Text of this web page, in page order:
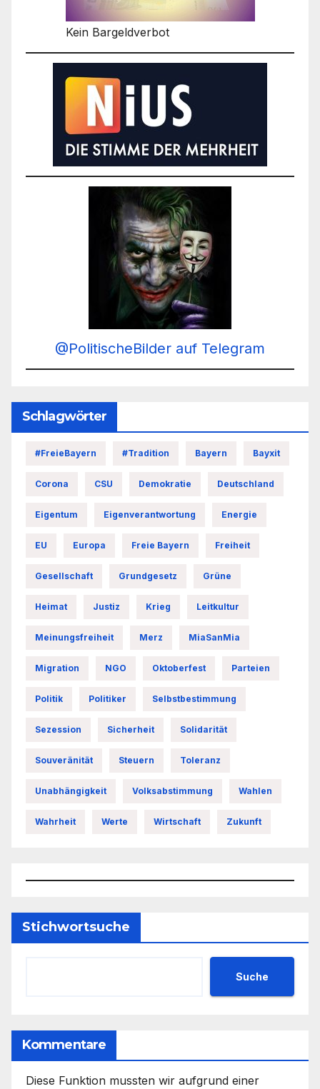
Kein Bargeldverbot
@PolitischeBilder auf Telegram
Schlagwörter
#FreieBayern #Tradition Bayern Bayxit
Corona CSU Demokratie Deutschland
Eigentum Eigenverantwortung Energie
EU Europa Freie Bayern Freiheit
Gesellschaft Grundgesetz Grüne
Heimat Justiz Krieg Leitkultur
Meinungsfreiheit Merz MiaSanMia
Migration NGO Oktoberfest Parteien
Politik Politiker Selbstbestimmung
Sezession Sicherheit Solidarität
Souveränität Steuern Toleranz
Unabhängigkeit Volksabstimmung Wahlen
Wahrheit Werte Wirtschaft Zukunft
Stichwortsuche
Suche
Kommentare
Diese Funktion mussten wir aufgrund einer